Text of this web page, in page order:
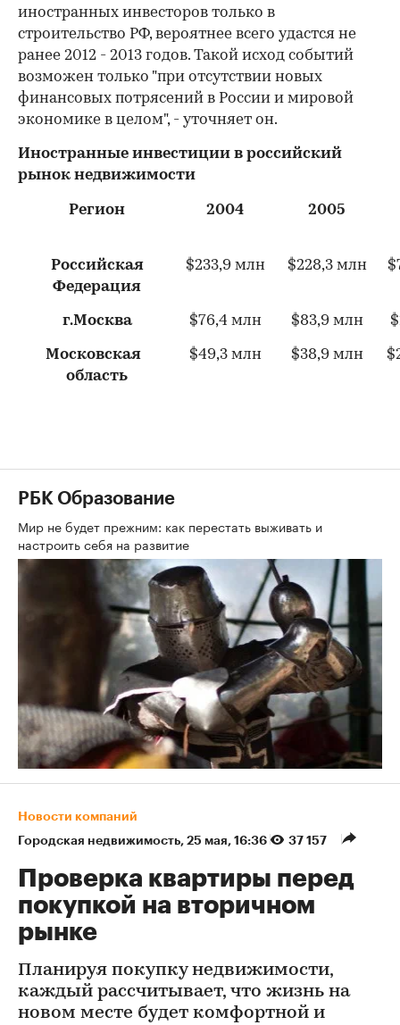
иностранных инвесторов только в
строительство РФ, вероятнее всего удастся не
ранее 2012 - 2013 годов. Такой исход событий
возможен только "при отсутствии новых
финансовых потрясений в России и мировой
экономике в целом", - уточняет он.
Иностранные инвестиции в российский
рынок недвижимости
00:00
Регион 2004 2005
Российская
Федерация
$233,9 млн $228,3 млн
г.Москва $76,4 млн $83,9 млн
Московская
область
$49,3 млн $38,9 млн
РБК Образование
Мир не будет прежним: как перестать выживать и
настроить себя на развитие
Новости компаний
Городская недвижимость⁠, 25 мая, 16:36 37 157
Проверка квартиры перед
покупкой на вторичном
рынке
Планируя покупку недвижимости,
каждый рассчитывает, что жизнь на
новом месте будет комфортной и